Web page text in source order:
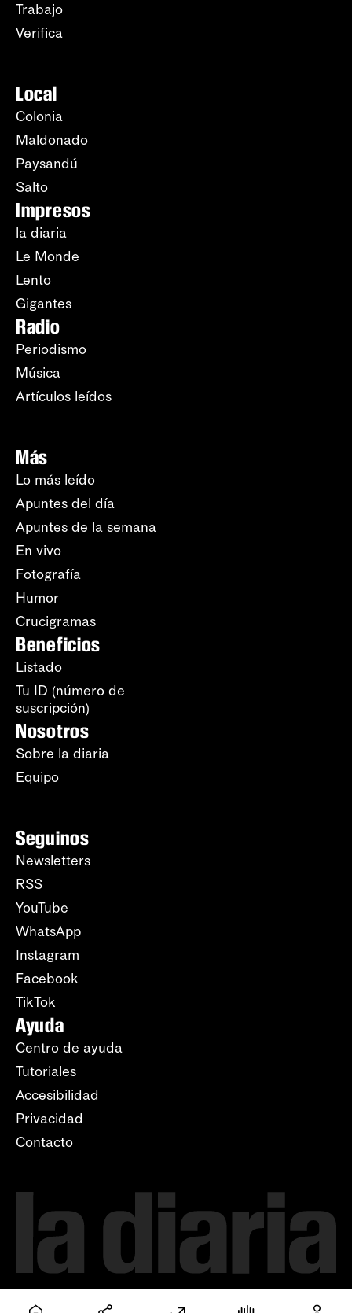
Trabajo
Verifica
Local
Colonia
Maldonado
Paysandú
Salto
Impresos
la diaria
Le Monde
Lento
Gigantes
Radio
Periodismo
Música
Artículos leídos
Más
Lo más leído
Apuntes del día
Apuntes de la semana
En vivo
Fotografía
Humor
Crucigramas
Beneficios
Listado
Tu ID (número de
suscripción)
Nosotros
Sobre la diaria
Equipo
Seguinos
Newsletters
RSS
YouTube
WhatsApp
Instagram
Facebook
TikTok
Ayuda
Centro de ayuda
Tutoriales
Accesibilidad
Privacidad
Contacto